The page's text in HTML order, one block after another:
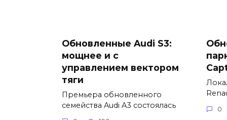
Обновленные Audi S3:
мощнее и с
управлением вектором
тяги
Премьера обновленного
семейства Audi A3 состоялась
0